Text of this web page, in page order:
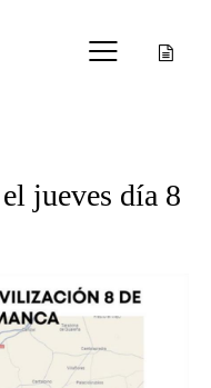
jueves día 8